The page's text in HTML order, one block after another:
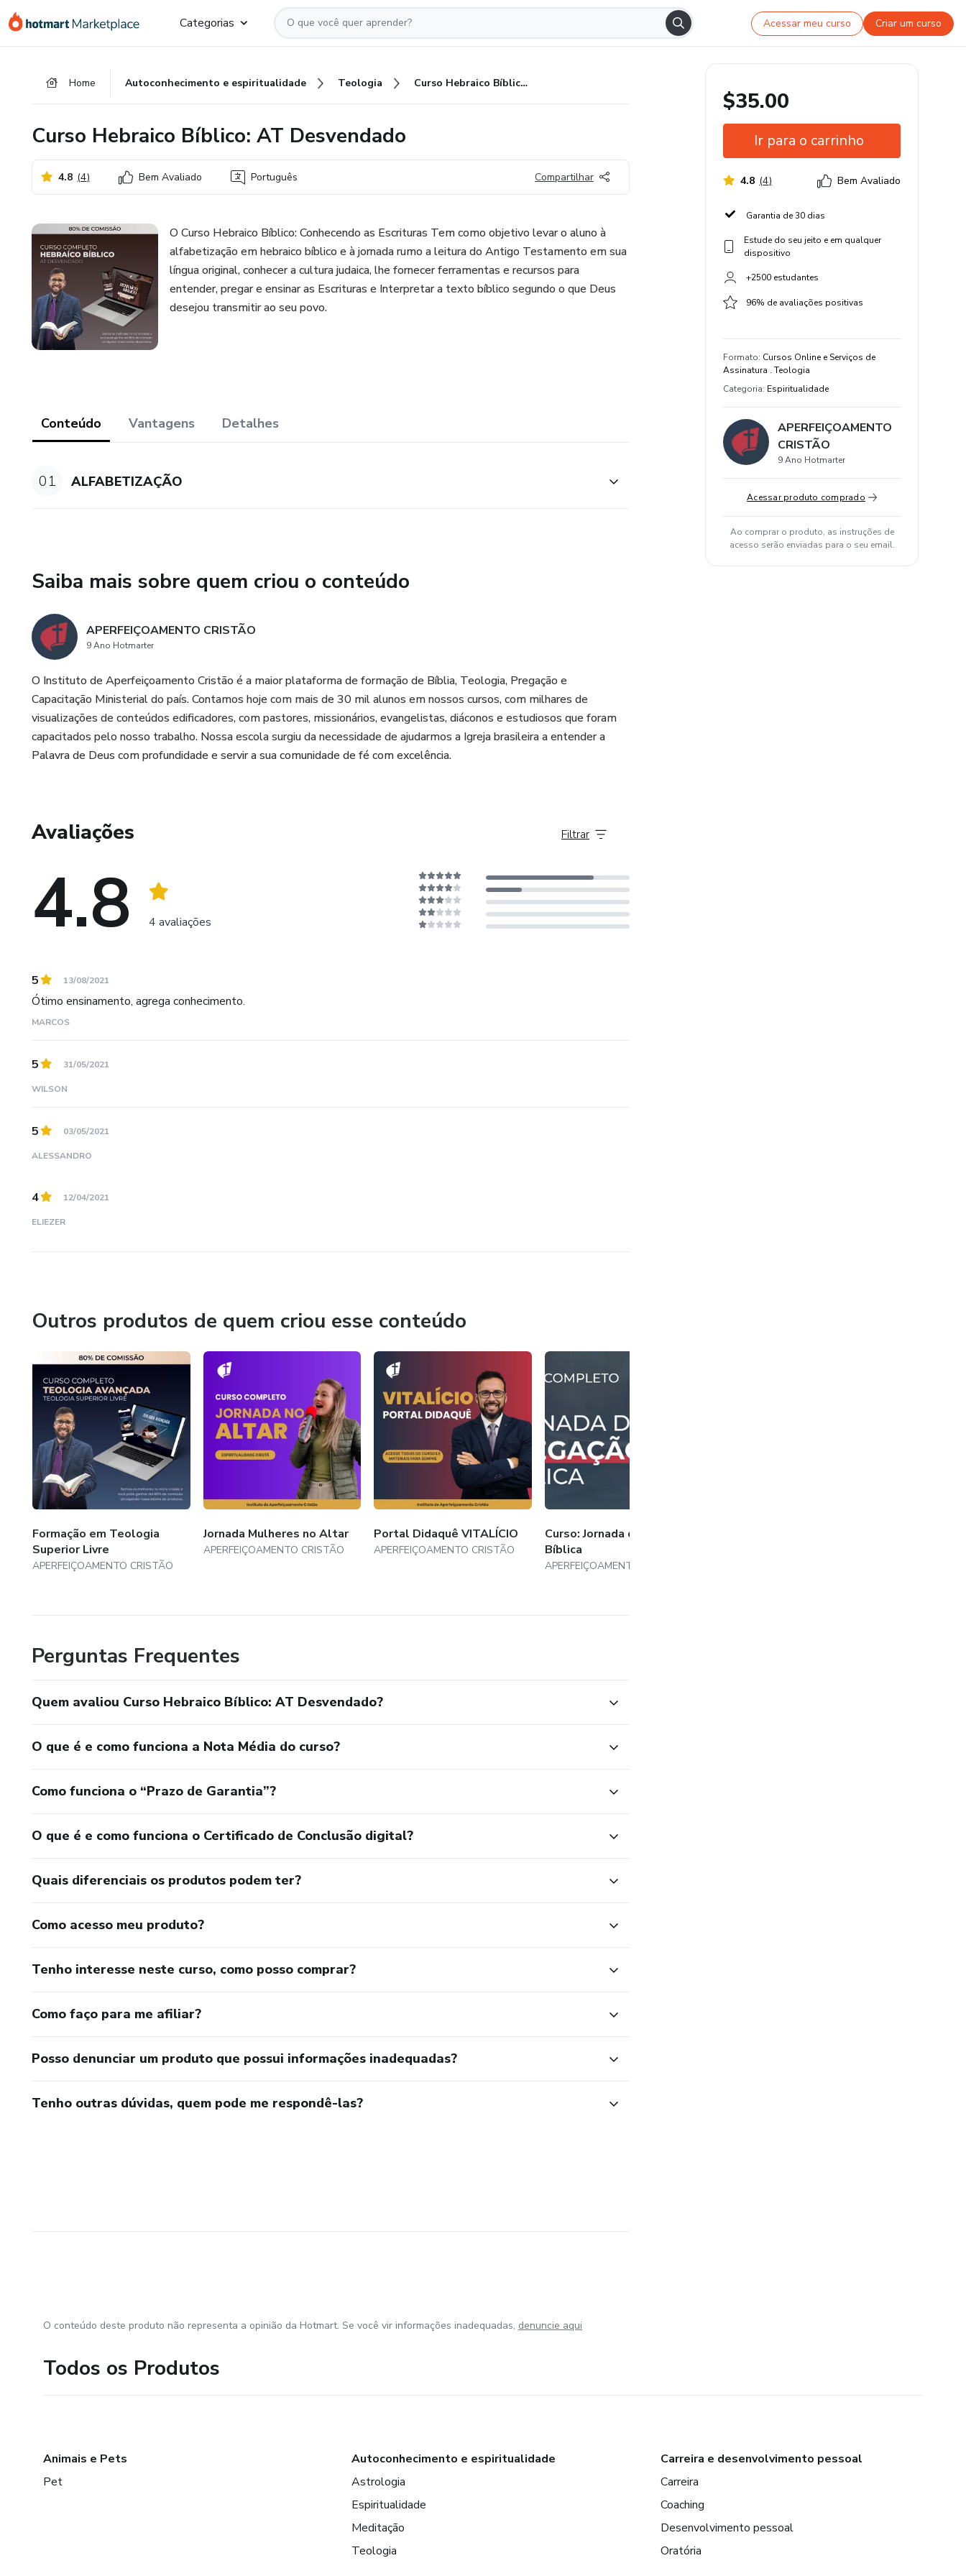
para
para
para
Categorias Acessar meu curso Criar um curso
Home Autoconhecimento e espiritualidade Teologia Curso Hebraico Bíblico: AT Desvendado
Curso Hebraico Bíblico: AT Desvendado
4.8 (4) Bem Avaliado Português Compartilhar
O Curso Hebraico Bíblico: Conhecendo as Escrituras Tem como objetivo levar o aluno à
alfabetização em hebraico bíblico e à jornada rumo a leitura do Antigo Testamento em sua
língua original, conhecer a cultura judaica, lhe fornecer ferramentas e recursos para
entender, pregar e ensinar as Escrituras e Interpretar a texto bíblico segundo o que Deus
desejou transmitir ao seu povo.
Conteúdo Vantagens Detalhes
01 ALFABETIZAÇÃO
Saiba mais sobre quem criou o conteúdo
APERFEIÇOAMENTO CRISTÃO
9 Ano Hotmarter
O Instituto de Aperfeiçoamento Cristão é a maior plataforma de formação de Bíblia, Teologia, Pregação e
Capacitação Ministerial do país. Contamos hoje com mais de 30 mil alunos em nossos cursos, com milhares de
visualizações de conteúdos edificadores, com pastores, missionários, evangelistas, diáconos e estudiosos que foram
capacitados pelo nosso trabalho. Nossa escola surgiu da necessidade de ajudarmos a Igreja brasileira a entender a
Palavra de Deus com profundidade e servir a sua comunidade de fé com excelência.
Avaliações
4.8 4 avaliações
Filtrar
5 13/08/2021
Ótimo ensinamento, agrega conhecimento.
MARCOS
5 31/05/2021
WILSON
5 03/05/2021
ALESSANDRO
4 12/04/2021
ELIEZER
Outros produtos de quem criou esse conteúdo
Formação em Teologia
Superior Livre
APERFEIÇOAMENTO CRISTÃO
Jornada Mulheres no Altar
APERFEIÇOAMENTO CRISTÃO
Portal Didaquê VITALÍCIO
APERFEIÇOAMENTO CRISTÃO
Curso: Jornada da Pregação
Bíblica
APERFEIÇOAMENTO CRISTÃO
Perguntas Frequentes
Quem avaliou Curso Hebraico Bíblico: AT Desvendado?
O que é e como funciona a Nota Média do curso?
Como funciona o “Prazo de Garantia”?
O que é e como funciona o Certificado de Conclusão digital?
Quais diferenciais os produtos podem ter?
Como acesso meu produto?
Tenho interesse neste curso, como posso comprar?
Como faço para me afiliar?
Posso denunciar um produto que possui informações inadequadas?
Tenho outras dúvidas, quem pode me respondê-las?
$35.00
Ir para o carrinho
4.8 (4) Bem Avaliado
Garantia de 30 dias
Estude do seu jeito e em qualquer
dispositivo
+2500 estudantes
96% de avaliações positivas
Formato: Cursos Online e Serviços de
Assinatura . Teologia
Categoria: Espiritualidade
APERFEIÇOAMENTO
CRISTÃO
9 Ano Hotmarter
Acessar produto comprado
Ao comprar o produto, as instruções de
acesso serão enviadas para o seu email.
O conteúdo deste produto não representa a opinião da Hotmart. Se você vir informações inadequadas, denuncie aqui
Todos os Produtos
Animais e Pets
Pet
Autoconhecimento e espiritualidade
Astrologia
Espiritualidade
Meditação
Teologia
Carreira e desenvolvimento pessoal
Carreira
Coaching
Desenvolvimento pessoal
Oratória